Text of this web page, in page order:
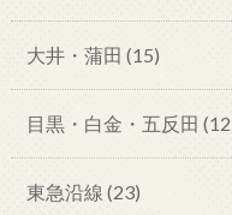
大井・蒲田 (15)
目黒・白金・五反田
東急沿線 (23)